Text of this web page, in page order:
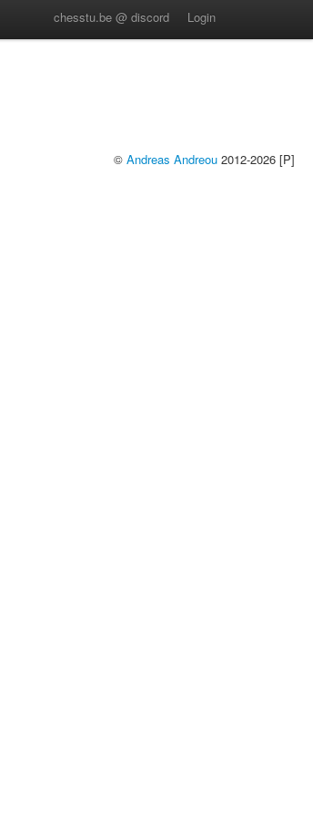
chesstu.be @ discord Login
© Andreas Andreou 2012-2026 [P]